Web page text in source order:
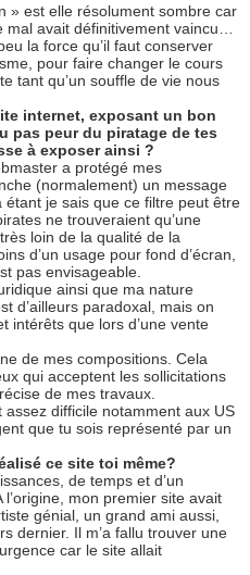
» est elle résolument sombre car
mal avait définitivement vaincu…
la force qu’il faut conserver
pour faire changer le cours
tant qu’un souffle de vie nous
internet, exposant un bon
pas peur du piratage de tes
à exposer ainsi ?
a protégé mes
(normalement) un message
je sais que ce filtre peut être
ne trouveraient qu’une
loin de la qualité de la
d’un usage pour fond d’écran,
pas envisageable.
ainsi que ma nature
d’ailleurs paradoxal, mais on
intérêts que lors d’une vente
de mes compositions. Cela
qui acceptent les sollicitations
de mes travaux.
difficile notamment aux US
que tu sois représenté par un
ce site toi même?
de temps et d’un
mon premier site avait
génial, un grand ami aussi,
dernier. Il m’a fallu trouver une
car le site allait